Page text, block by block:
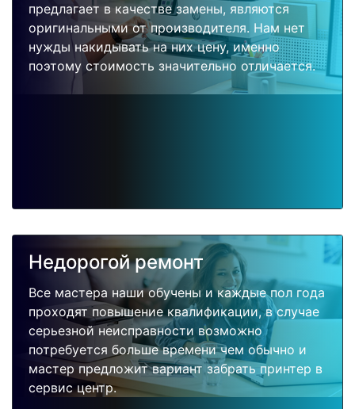
предлагает в качестве замены, являются
оригинальными от производителя. Нам нет
нужды накидывать на них цену, именно
поэтому стоимость значительно отличается.
Недорогой ремонт
Все мастера наши обучены и каждые пол года
проходят повышение квалификации, в случае
серьезной неисправности возможно
потребуется больше времени чем обычно и
мастер предложит вариант забрать принтер в
сервис центр.